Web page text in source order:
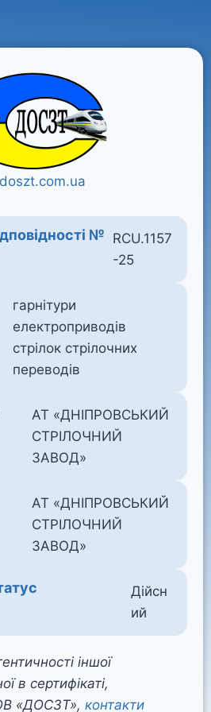
doszt.com.ua
№ RCU.1157
-25
гарнітури
електроприводів
стрілок стрілочних
переводів
АТ «ДНІПРОВСЬКИЙ
СТРІЛОЧНИЙ
ЗАВОД»
АТ «ДНІПРОВСЬКИЙ
СТРІЛОЧНИЙ
ЗАВОД»
Дійсн
ий
іншої
в сертифікаті,
«ДОСЗТ», контакти